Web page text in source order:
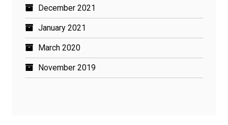
December 2021
January 2021
March 2020
November 2019